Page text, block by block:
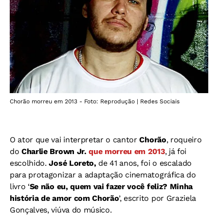
Chorão morreu em 2013 - Foto: Reprodução | Redes Sociais
O ator que vai interpretar o cantorChorão, roqueiro
doCharlie Brown Jr. que morreu em 2013, já foi
escolhido.José Loreto, de 41 anos, foi o escalado
para protagonizar a adaptação cinematográfica do
livro ‘Se não eu, quem vai fazer você feliz? Minha
história de amor com Chorão’, escrito por Graziela
Gonçalves, viúva do músico.